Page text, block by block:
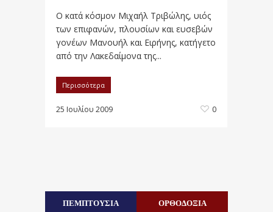
Ο κατά κόσμον Μιχαήλ Τριβώλης, υιός
των επιφανών, πλουσίων και ευσεβών
γονέων Μανουήλ και Ειρήνης, κατήγετο
από την Λακεδαίμονα της...
Περισσότερα
25 Ιουλίου 2009 0
ΠΕΜΠΤΟΥΣΙΑ ΟΡΘΟΔΟΞΙΑ